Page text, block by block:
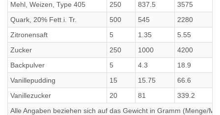
Mehl, Weizen, Type 405
250 837.5 3575
Quark, 20% Fett i. Tr.
500 545 2280
Zitronensaft
5 1.35 5.55
Zucker
250 1000 4200
Backpulver
5 4.3 18.9
Vanillepudding
15 15.75 66.6
Vanillezucker
20 81 339.2
Alle Angaben beziehen sich auf das Gewicht in Gramm (Menge/